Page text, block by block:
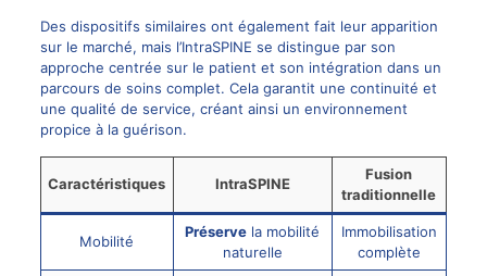
Des dispositifs similaires ont également fait leur apparition
sur le marché, mais l’IntraSPINE se distingue par son
approche centrée sur le patient et son intégration dans un
parcours de soins complet. Cela garantit une continuité et
une qualité de service, créant ainsi un environnement
propice à la guérison.
Caractéristiques IntraSPINE
Fusion
traditionnelle
Mobilité
Préserve la mobilité
naturelle
Immobilisation
complète